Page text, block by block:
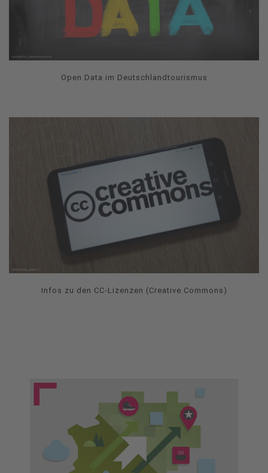
Open Data im Deutschlandtourismus
Infos zu den CC-Lizenzen (Creative Commons)